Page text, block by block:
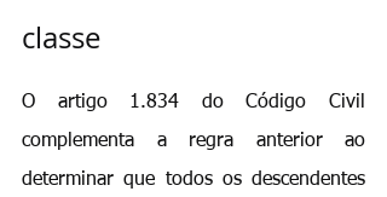
classe
O artigo 1.834 do Código Civil
complementa a regra anterior ao
determinar que todos os descendentes